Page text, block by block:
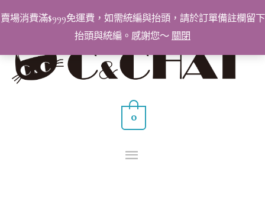
賣場消費滿$999免運費，如需統編與抬頭，請於訂單備註欄留下
抬頭與統編。感謝您～ 關閉
至
要
選
0